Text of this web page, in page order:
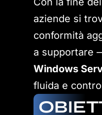
aziende si
conformità
a supportare
Windows
fluida e